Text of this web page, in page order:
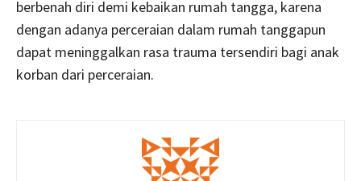
berbenah diri demi kebaikan rumah tangga, karena
dengan adanya perceraian dalam rumah tanggapun
dapat meninggalkan rasa trauma tersendiri bagi anak
korban dari perceraian.